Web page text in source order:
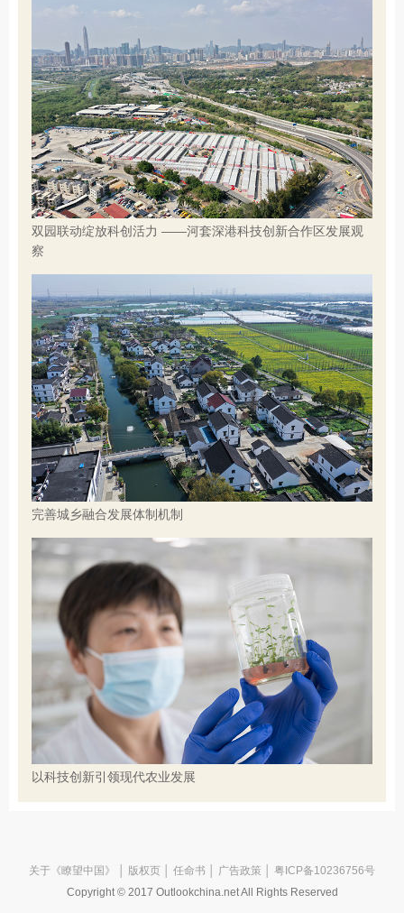
双园联动绽放科创活力 ——河套深港科技创新合作区发展观
察
完善城乡融合发展体制机制
以科技创新引领现代农业发展
关于《瞭望中国》 版权页 任命书 广告政策 │ 粤ICP备10236756号
Copyright © 2017 Outlookchina.net All Rights Reserved